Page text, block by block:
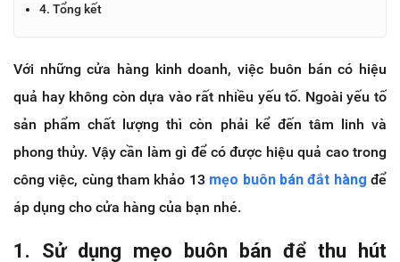
4. Tổng kết
Với những cửa hàng kinh doanh, việc buôn bán có hiệu
quả hay không còn dựa vào rất nhiều yếu tố. Ngoài yếu tố
sản phẩm chất lượng thì còn phải kể đến tâm linh và
phong thủy. Vậy cần làm gì để có được hiệu quả cao trong
công việc, cùng tham khảo 13 mẹo buôn bán đắt hàng để
áp dụng cho cửa hàng của bạn nhé.
1. Sử dụng mẹo buôn bán để thu hút